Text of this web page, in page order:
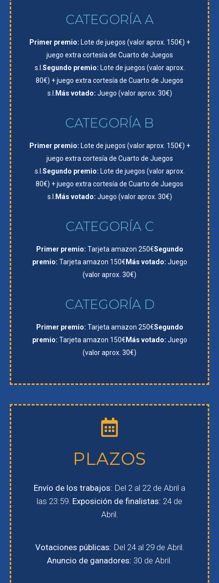
CATEGORÍA A
Primer premio: Lote de juegos (valor aprox. 150€) +
juego extra cortesía de Cuarto de Juegos
s.l. Segundo premio: Lote de juegos (valor aprox.
80€) + juego extra cortesía de Cuarto de Juegos
s.l.
Más votado: Juego (valor aprox. 30€)
CATEGORÍA B
Primer premio: Lote de juegos (valor aprox. 150€) +
juego extra cortesía de Cuarto de Juegos
s.l. Segundo premio: Lote de juegos (valor aprox.
80€) + juego extra cortesía de Cuarto de Juegos
s.l.
Más votado: Juego (valor aprox. 30€)
CATEGORÍA C
Primer premio: Tarjeta amazon 250€Segundo
premio: Tarjeta amazon 150€ Más votado: Juego
(valor aprox. 30€)
CATEGORÍA D
Primer premio: Tarjeta amazon 250€Segundo
premio: Tarjeta amazon 150€ Más votado: Juego
(valor aprox. 30€)
PLAZOS
Envío de los trabajos: Del 2 al 22 de Abril a
las 23:59. Exposición de finalistas: 24 de
Abril.
Votaciones públicas: Del 24 al 29 de Abril.
Anuncio de ganadores: 30 de Abril.